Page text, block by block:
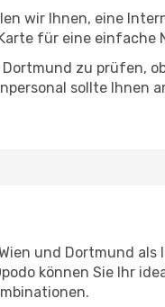
wir Ihnen, eine
für eine einfache
zu prüfen,
sollte Ihnen
und Dortmund
können Sie Ihr